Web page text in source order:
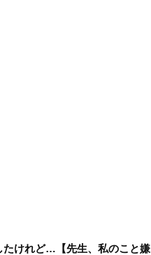
たけれど…【先生、私のこと嫌